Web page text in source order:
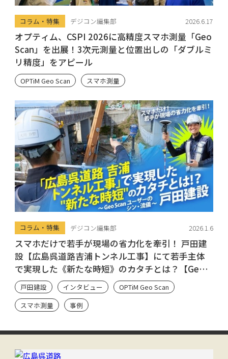
コラム・特集 デジコン編集部 2026.6.17
オプティム、CSPI 2026に高精度スマホ測量「Geo
Scan」を出展！3次元測量と位置出しの「ダブルミ
リ精度」をアピール
OPTiM Geo Scan スマホ測量
コラム・特集 デジコン編集部 2026.1.6
スマホだけで若手が現場の省力化を牽引！ 戸田建
設【広島呉道路吉浦トンネル工事】にて若手主体
で実現した《新たな時短》のカタチとは？【Geo
Scan ユーザーのシン・流儀】
戸田建設 インタビュー
OPTiM Geo Scan
スマホ測量
事例